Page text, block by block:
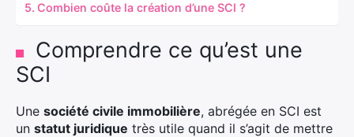
Combien coûte la création d’une SCI ?
Comprendre ce qu’est une
SCI
Une société civile immobilière, abrégée en SCI est
un statut juridique très utile quand il s’agit de mettre